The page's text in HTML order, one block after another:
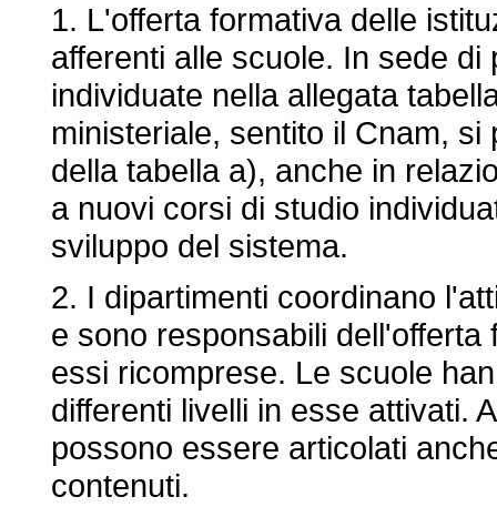
1. L'offerta formativa delle
afferenti alle scuole. In sede
individuate nella allegata
ministeriale, sentito il Cnam,
della tabella a), anche in
a nuovi corsi di studio
sviluppo del sistema.
2. I dipartimenti coordinano
e sono responsabili
essi ricomprese. Le scuole
differenti livelli in esse attivati.
possono essere articolati
contenuti.